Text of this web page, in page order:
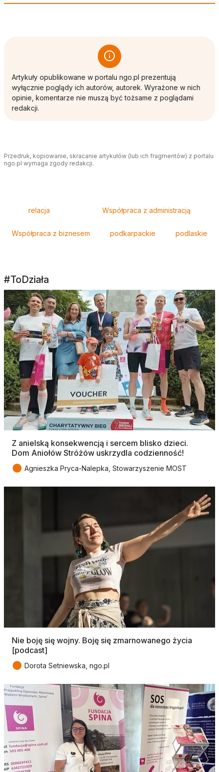
Artykuły opublikowane w portalu ngo.pl prezentują
wyłącznie poglądy ich autorów, autorek. Wyrażone w nich
opinie, komentarze nie muszą być tożsame z poglądami
redakcji.
Przedruk, kopiowanie, skracanie artykułów (lub ich fragmentów) z portalu
ngo.pl wymaga zgody redakcji.
relacja Współpraca z administracją
Współpraca z biznesem podkarpackie podlaskie
#ToDziała
Z anielską konsekwencją i sercem blisko dzieci.
Dom Aniołów Stróżów uskrzydla codzienność!
● Agnieszka Pryca-Nalepka, Stowarzyszenie MOST
Nie boję się wojny. Boję się zmarnowanego życia
[podcast]
● Dorota Setniewska, ngo.pl